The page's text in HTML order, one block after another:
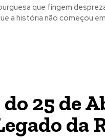
que fingem
25 de
da